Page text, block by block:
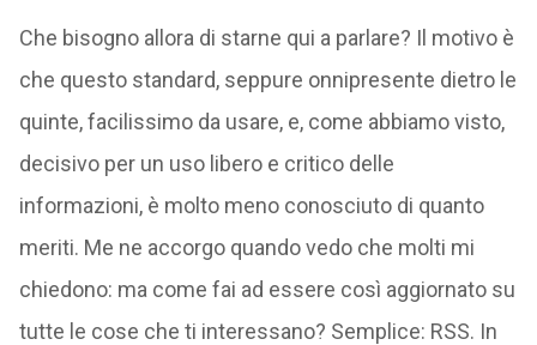
Che bisogno allora di starne qui a parlare? Il motivo è
che questo standard, seppure onnipresente dietro le
quinte, facilissimo da usare, e, come abbiamo visto,
decisivo per un uso libero e critico delle
informazioni, è molto meno conosciuto di quanto
meriti. Me ne accorgo quando vedo che molti mi
chiedono: ma come fai ad essere così aggiornato su
tutte le cose che ti interessano? Semplice: RSS. In